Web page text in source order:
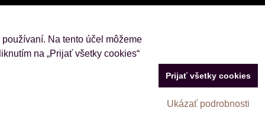
Na tento účel môžeme
na „Prijať všetky cookies“
Ukázať podrobnosti
Prijať všetky cookies